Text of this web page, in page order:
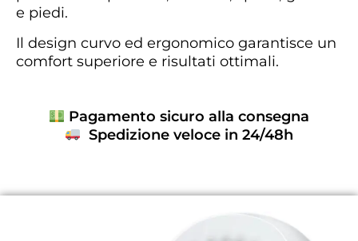
e piedi.
Il design curvo ed ergonomico garantisce un
comfort superiore e risultati ottimali.
Pagamento sicuro alla consegna
Spedizione veloce in 24/48h